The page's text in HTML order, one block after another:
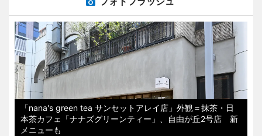
「nana's green tea サンセットアレイ店」外観＝抹茶・日
本茶カフェ「ナナズグリーンティー」、自由が丘2号店 新
メニューも